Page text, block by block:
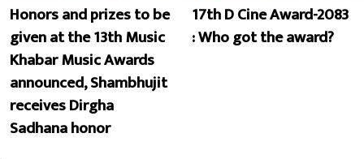
Honors and prizes to be
given at the 13th Music
Khabar Music Awards
announced, Shambhujit
receives Dirgha
Sadhana honor
17th D Cine Award-2083
: Who got the award?